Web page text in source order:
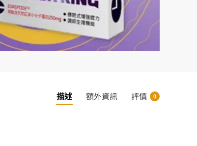
描述 額外資訊 評價 0